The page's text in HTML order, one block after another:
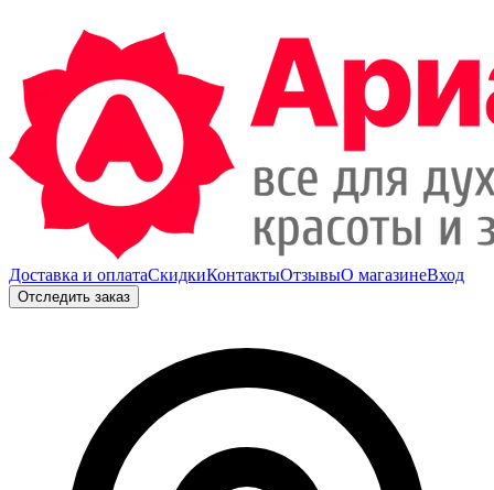
Доставка и оплатаСкидкиКонтактыОтзывыО магазинеВход
Отследить заказ